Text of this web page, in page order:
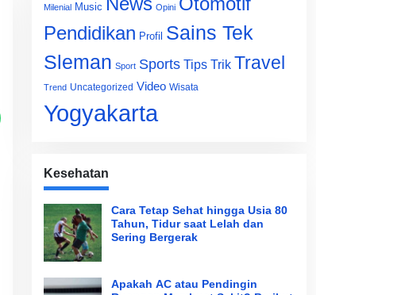
Milenial Music Opini Otomotif
Pendidikan Profil Sains Tek
Sleman Sport Sports Tips Trik Travel
Trend Uncategorized Video Wisata
Yogyakarta
Kesehatan
Cara Tetap Sehat hingga Usia 80
Tahun, Tidur saat Lelah dan
Sering Bergerak
Apakah AC atau Pendingin